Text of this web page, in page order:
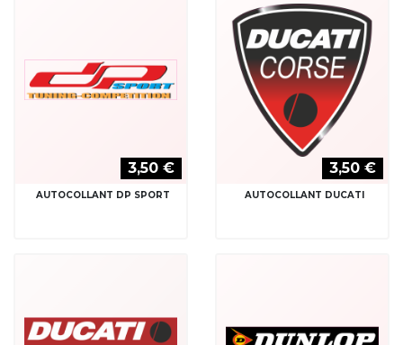
3,50 €
AUTOCOLLANT DP SPORT
3,50 €
AUTOCOLLANT DUCATI